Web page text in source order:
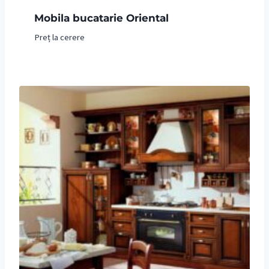
Mobila bucatarie Oriental
Preț la cerere